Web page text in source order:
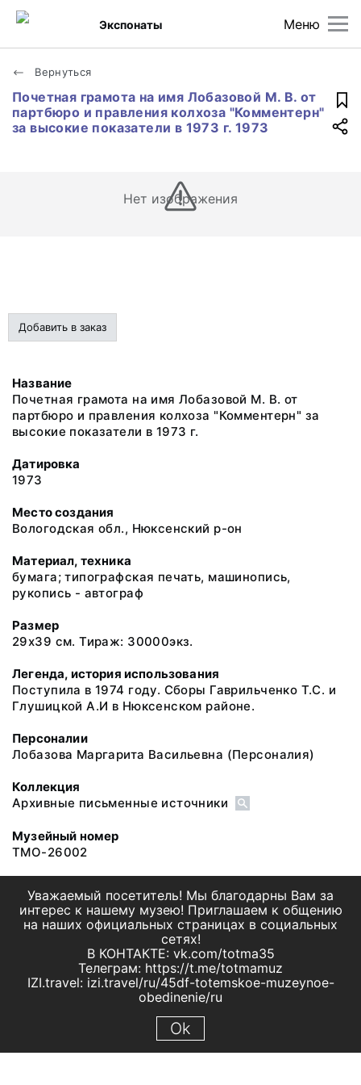
Меню
Экспонаты
Вернуться
Почетная грамота на имя Лобазовой М. В. от
партбюро и правления колхоза "Комментерн"
за высокие показатели в 1973 г. 1973
Нет изображения
Добавить в заказ
Название
Почетная грамота на имя Лобазовой М. В. от
партбюро и правления колхоза "Комментерн" за
высокие показатели в 1973 г.
Датировка
1973
Место создания
Вологодская обл., Нюксенский р-он
Материал, техника
бумага; типографская печать, машинопись,
рукопись - автограф
Размер
29х39 см. Тираж: 30000экз.
Легенда, история использования
Поступила в 1974 году. Сборы Гаврильченко Т.С. и
Глушицкой А.И в Нюксенском районе.
Персоналии
Лобазова Маргарита Васильевна (Персоналия)
Коллекция
Архивные письменные источники
Музейный номер
ТМО-26002
Уважаемый посетитель! Мы благодарны Вам за
интерес к нашему музею! Приглашаем к общению
на наших официальных страницах в социальных
сетях!
В КОНТАКТЕ: vk.com/totma35
Телеграм: https://t.me/totmamuz
IZI.travel: izi.travel/ru/45df-totemskoe-muzeynoe-
obedinenie/ru
Ok